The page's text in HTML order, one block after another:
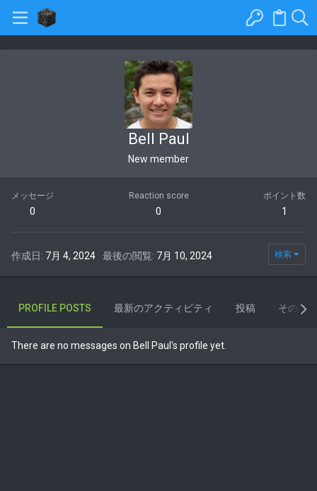
Bell Paul
New member
メッセージ
0
Reaction score
0
ポイント数
1
作成日 7月 4, 2024 最後の閲覧 7月 10, 2024 検索
PROFILE POSTS 最新のアクティビティ 投稿 その他
There are no messages on Bell Paul's profile yet.